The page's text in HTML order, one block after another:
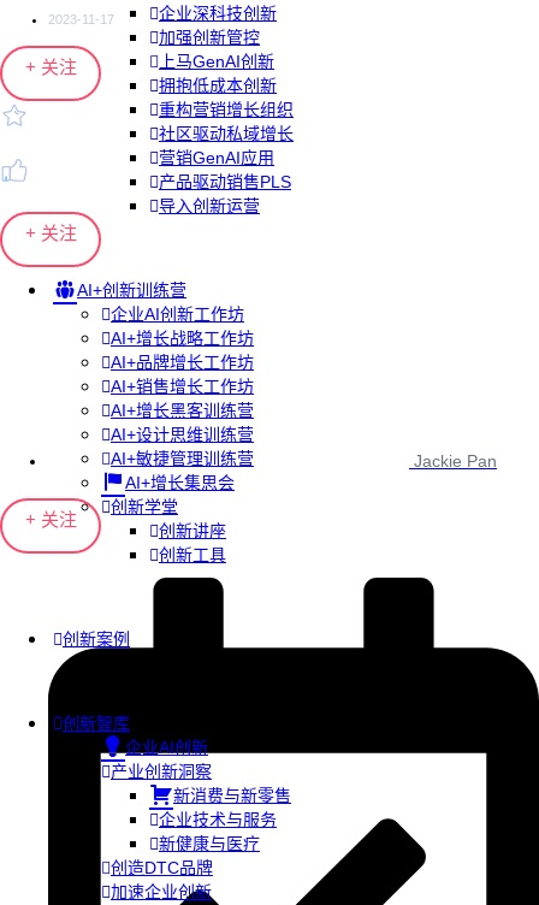
企业深科技创新
加强创新管控
上马GenAI创新
拥抱低成本创新
重构营销增长组织
社区驱动私域增长
营销GenAI应用
产品驱动销售PLS
导入创新运营
AI+创新训练营
企业AI创新工作坊
AI+增长战略工作坊
AI+品牌增长工作坊
AI+销售增长工作坊
AI+增长黑客训练营
AI+设计思维训练营
AI+敏捷管理训练营
AI+增长集思会
创新学堂
创新讲座
创新工具
创新案例
创新智库
企业AI创新
产业创新洞察
新消费与新零售
企业技术与服务
新健康与医疗
创造DTC品牌
加速企业创新
2023-11-17
+ 关注
+ 关注
Jackie Pan
+ 关注